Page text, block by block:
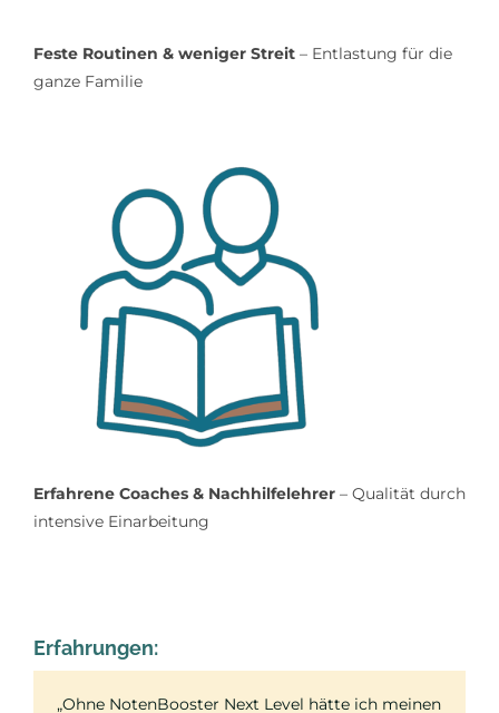
Feste Routinen & weniger Streit– Entlastung für die
ganze Familie
Erfahrene Coaches & Nachhilfelehrer– Qualität durch
intensive Einarbeitung
Erfahrungen:
„Ohne NotenBooster Next Level hätte ich meinen
„Ich brauchte Bestnoten – und einen klaren Plan,
„Ich war immer gut – aber nie wirklich sehr gut.
„Ein perfekter Start in die Oberstufe – ohne